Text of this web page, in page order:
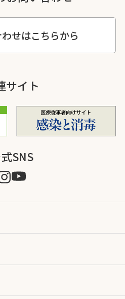
せはこちらから
サイト
SNS